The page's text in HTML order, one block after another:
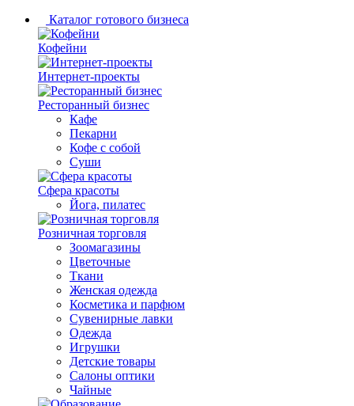
Каталог готового бизнеса
Кофейни
Интернет-проекты
Ресторанный бизнес
Кафе
Пекарни
Кофе с собой
Суши
Сфера красоты
Йога, пилатес
Розничная торговля
Зоомагазины
Цветочные
Ткани
Женская одежда
Косметика и парфюм
Сувенирные лавки
Одежда
Игрушки
Детские товары
Салоны оптики
Чайные